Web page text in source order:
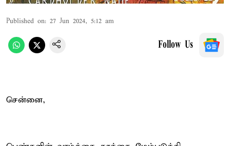
Published on: 27 Jun 2024, 5:12 am
Follow Us
சென்னை,